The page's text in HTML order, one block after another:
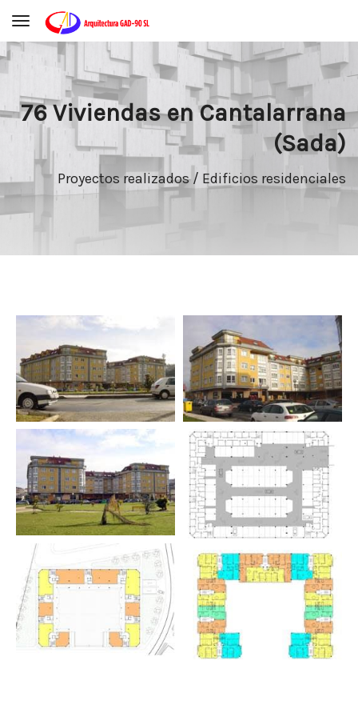
Toggle navigation
76 Viviendas en Cantalarrana
(Sada)
Proyectos realizados / Edificios residenciales